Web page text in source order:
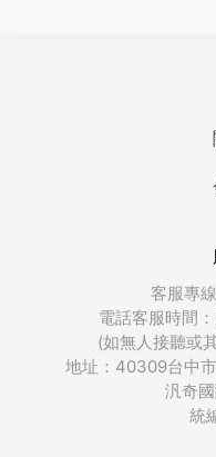
客服專
電話客服時間
(如無人接聽或
地址：40309台中
汎奇
統